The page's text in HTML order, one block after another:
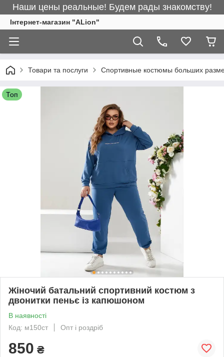
Наши цены реальные! Будем рады знакомству!
Інтернет-магазин "ALіon"
Товари та послуги Спортивные костюмы больших
Топ
Жіночий батальний спортивний костюм з
двонитки пеньє із капюшоном
В наявності
Код: м150ст
Опт і роздріб
850 ₴